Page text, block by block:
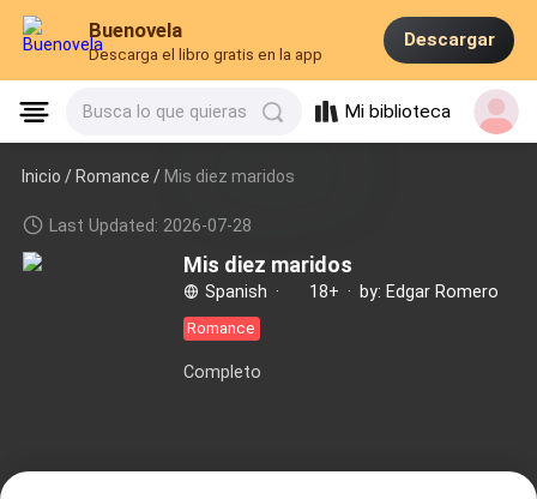
Buenovela
Descarga el libro gratis en la app
Descargar
Busca lo que quieras Mi biblioteca
Inicio /Romance / Mis diez maridos
Last Updated: 2026-07-28
Mis diez maridos
Spanish · 18+ · by: Edgar Romero
Romance
Completo